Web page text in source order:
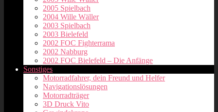
2005 Spielbach
2004 Wille Wäller
2003 Spielbach
2003 Bielefeld
2002 FOC Fighterrama
2002 Nabburg
2002 FOC Bielefeld – Die Anfänge
Sonstiges
Motorradfahrer, dein Freund und Helfer
Navigationslösungen
Motorradträger
3D Druck Vito